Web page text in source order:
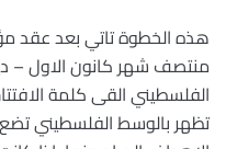
هذه الخطوة تاتي بعد عقد
الفلسطيني القى كلمة
تظهر بالوسط الفلسطيني